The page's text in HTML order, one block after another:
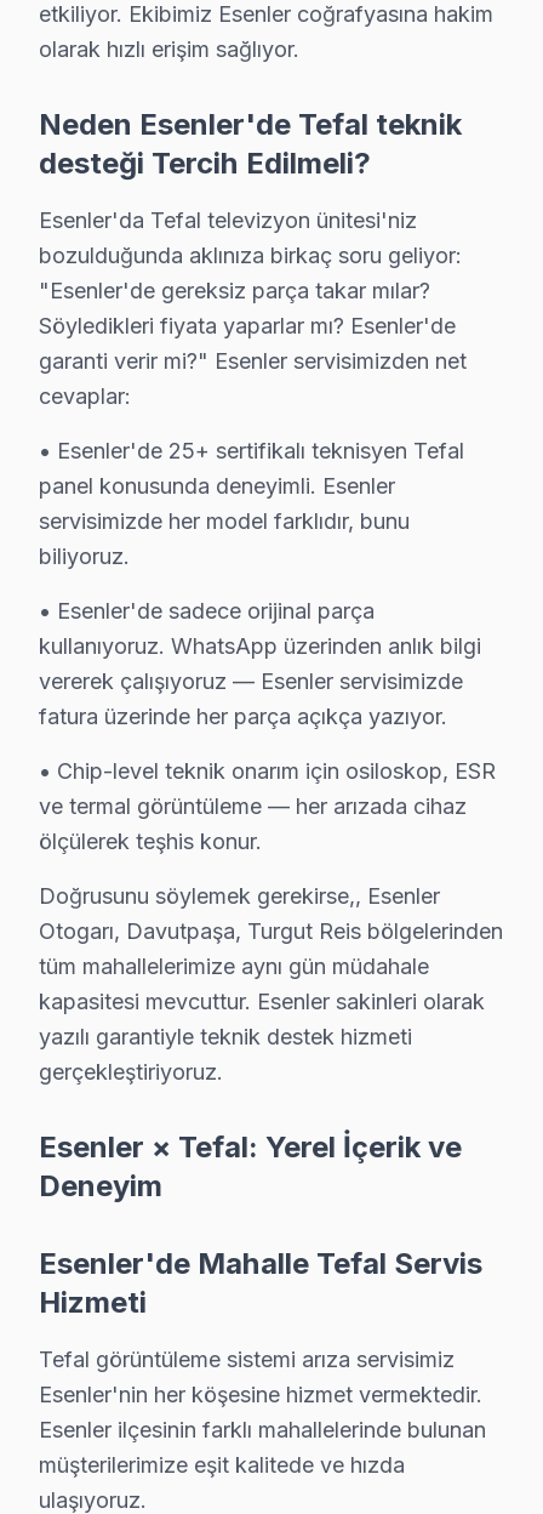
Tamir Maliyeti:700-1000 ₺.
Etkilenen Modeller:Tefal 55M serisi.
Belirti:televizyonunuz’nin donması veya geç
Neden:Yazılım güncellemelerinin düzenli
Etkilenen Modeller:Tefal 32S-HD serisi.
Bu sık görülen arızalar, Tefal ekran'lerin teknik
Esenler Mahallelerinde Tefal Servis Kapsamı
Atışalanı'da Tefal TV Servisi
Atışalanı'nda, Tefal televizyon'lerde en sık
Birlik'te Tefal TV Servisi
Birlik Mahallesi’nde, Tefal televizyon'lerin sıkça
Çiftehavuzlar’da, Tefal ekran'lerde en yaygın arıza
Davutpaşa'da Tefal TV Servisi
Davutpaşa Mahallesi’nde, Tefal
Fatih'te Tefal TV Servisi
Fatih Mahallesi, Tefal ekran'lerdeki arızalar arasında
Fevzi Çakmak'ta Tefal TV Servisi
Fevzi Çakmak Mahallesi'nde, Tefal
Havaalanı'nda Tefal TV Servisi
Havaalanı Mahallesi’nde, Tefal televizyonunuz'lerde
Kazım Karabekir'de Tefal TV Servisi
Kazım Karabekir Mahallesi’nde, Tefal
Kemer'de Tefal TV Servisi
Menderes'te Tefal TV Servisi
Mimar Sinan'da Tefal TV Servisi
Mimar Sinan Mahallesi'nde, Tefal ekran'lerde sıkça
Namık Kemal'de Tefal TV Servisi
etkiliyor. Ekibimiz Esenler coğrafyasına hakim
olarak hızlı erişim sağlıyor.
Neden Esenler'de Tefal teknik
desteği Tercih Edilmeli?
Esenler'da Tefal televizyon ünitesi'niz
bozulduğunda aklınıza birkaç soru geliyor:
"Esenler'de gereksiz parça takar mılar?
Söyledikleri fiyata yaparlar mı? Esenler'de
garanti verir mi?" Esenler servisimizden net
cevaplar:
• Esenler'de 25+ sertifikalı teknisyen Tefal
panel konusunda deneyimli. Esenler
servisimizde her model farklıdır, bunu
biliyoruz.
• Esenler'de sadece orijinal parça
kullanıyoruz. WhatsApp üzerinden anlık bilgi
vererek çalışıyoruz — Esenler servisimizde
fatura üzerinde her parça açıkça yazıyor.
• Chip-level teknik onarım için osiloskop, ESR
ve termal görüntüleme — her arızada cihaz
ölçülerek teşhis konur.
Doğrusunu söylemek gerekirse,, Esenler
Otogarı, Davutpaşa, Turgut Reis bölgelerinden
tüm mahallelerimize aynı gün müdahale
kapasitesi mevcuttur. Esenler sakinleri olarak
yazılı garantiyle teknik destek hizmeti
gerçekleştiriyoruz.
Esenler × Tefal: Yerel İçerik ve
Deneyim
Esenler'de Mahalle Tefal Servis
Hizmeti
Tefal görüntüleme sistemi arıza servisimiz
Esenler'nin her köşesine hizmet vermektedir.
Esenler ilçesinin farklı mahallelerinde bulunan
müşterilerimize eşit kalitede ve hızda
ulaşıyoruz.